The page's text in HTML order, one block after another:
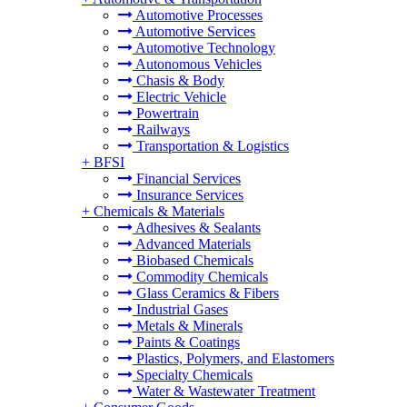
Automotive Processes
Automotive Services
Automotive Technology
Autonomous Vehicles
Chasis & Body
Electric Vehicle
Powertrain
Railways
Transportation & Logistics
+ BFSI
Financial Services
Insurance Services
+ Chemicals & Materials
Adhesives & Sealants
Advanced Materials
Biobased Chemicals
Commodity Chemicals
Glass Ceramics & Fibers
Industrial Gases
Metals & Minerals
Paints & Coatings
Plastics, Polymers, and Elastomers
Specialty Chemicals
Water & Wastewater Treatment